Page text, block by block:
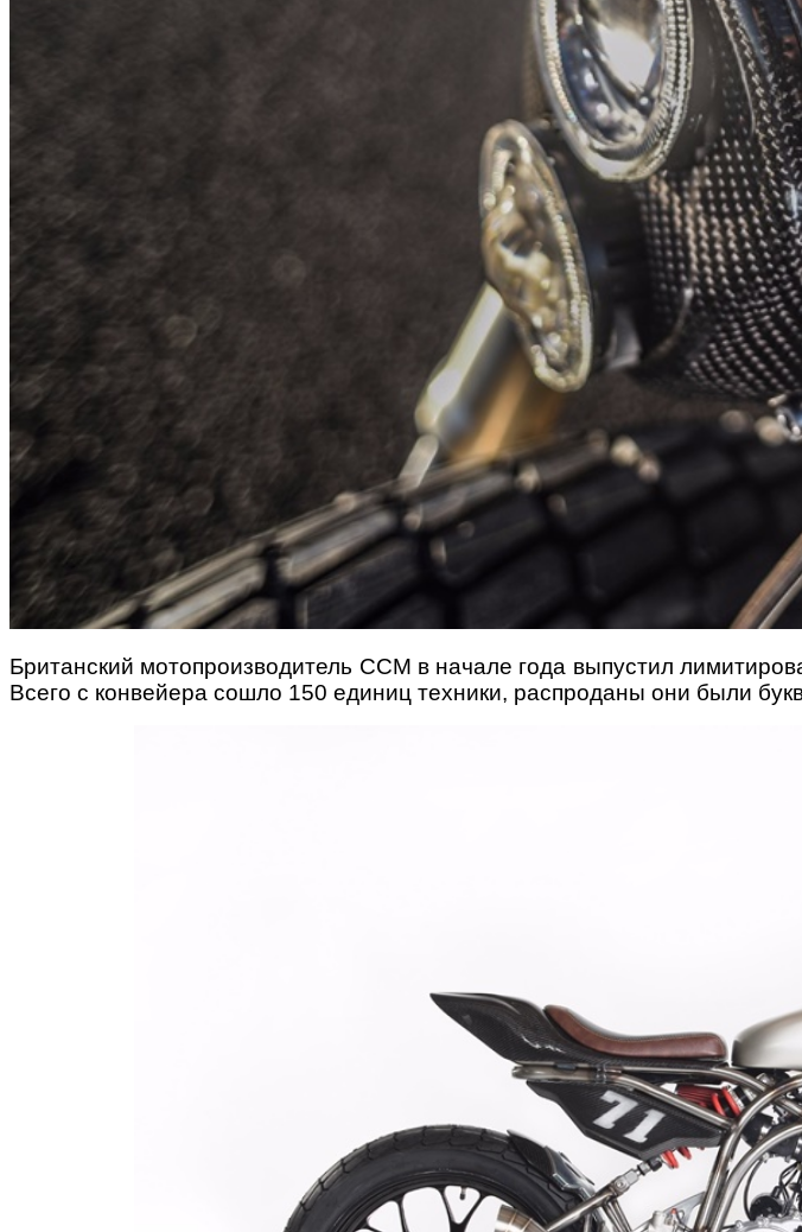
Британский мотопроизводитель CCM в начале года выпустил
Всего с конвейера сошло 150 единиц техники, распроданы они были